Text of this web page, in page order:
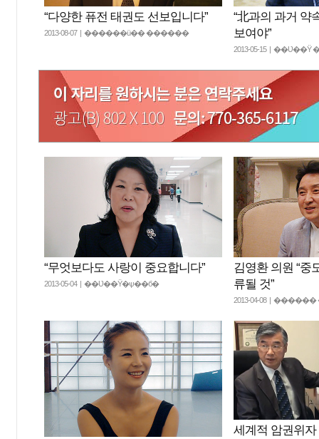
“다양한 퓨전 태권도 선보입니다”
2013-08-07 | ������ü�� ������
“北과의 과거 약
보여야”
2013-05-15 |
“무엇보다도 사랑이 중요합니다”
2013-05-04 | ��Ʋ��Ÿ�ѱ��б�
김영환 의원 “중
류될 것”
2013-04-08 |
세계적 암권위자